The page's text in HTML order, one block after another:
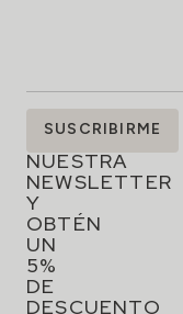
SUSCRÍBETE
NUESTRA
NEWSLETTER
Y
OBTÉN
UN
5%
DE
DESCUENTO
SUSCRIBIRME